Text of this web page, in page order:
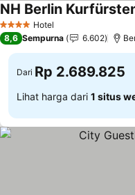
4 BintangHotel
NH Berlin
8,6 Sempurna 6.602
Dari Rp 2.689.825
Lihat harga dari 1 situs